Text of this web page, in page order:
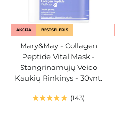
AKCIJA BESTSELERIS
Mary&May - Collagen
Peptide Vital Mask -
Stangrinamųjų Veido
Kaukių Rinkinys - 30vnt.
143